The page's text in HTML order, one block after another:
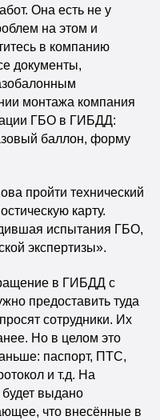
Она есть не у
на этом и
в компанию
документы,
монтажа компания
ГБО в ГИБДД:
баллон, форму
пройти технический
карту.
испытания ГБО,
экспертизы».
в ГИБДД с
предоставить туда
сотрудники. Их
Но в целом это
паспорт, ПТС,
и т.д. На
выдано
что внесённые в